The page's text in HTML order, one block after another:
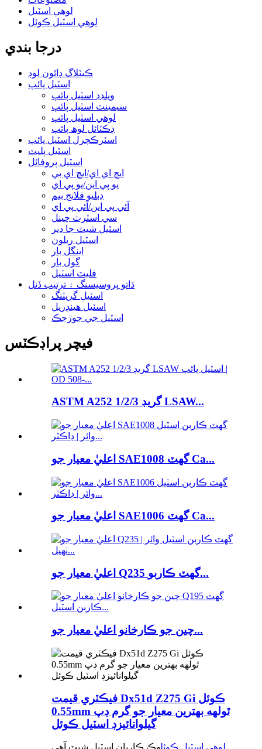
لوهي اسٽيل
لوهي اسٽيل ڪوئل
درجا بندي
ڪيٽلاگ ڊائون لوڊ
اسٽيل پائپ
ويلڊڊ اسٽيل پائپ
سيمينٽ اسٽيل پائپ
لوهي اسٽيل پائپ
ڊڪٽائل لوھ پائپ
اسٽرڪچرل اسٽيل پائپ
اسٽيل پليٽ
اسٽيل پروفائل
ايڇ اي اي/ايڇ اي بي
يو پي اين/يو پي اي
ڊبليو فلانج بيم
آئي پي اين/آئي پي اي
سي اسٽرٽ چينل
اسٽيل شيٽ جا ڍير
اسٽيل ريلون
اينگل بار
گول بار
فليٽ اسٽيل
ڌاتو پروسيسنگ ۽ ترتيب ڏنل
اسٽيل گريٽنگ
اسٽيل هينڊريل
اسٽيل جي جوڙجڪ
فيچر پراڊڪٽس
ASTM A252 گريڊ 1/2/3 LSAW...
اعليٰ معيار جو SAE1008 گھٽ Ca...
اعليٰ معيار جو SAE1006 گھٽ Ca...
اعليٰ معيار جو Q235 گھٽ ڪاربو...
چين جو ڪارخانو اعليٰ معيار جو...
فيڪٽري قيمت Dx51d Z275 Gi ڪوئل
0.55mm ٿولهه بهترين معيار جو گرم ڊپ
گيلوانائيزڊ اسٽيل ڪوئل